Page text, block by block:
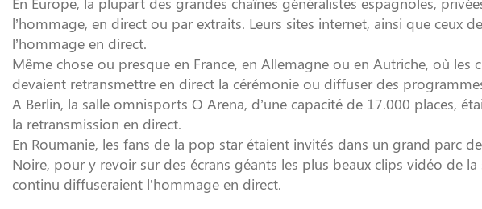
l’hommage, en direct ou par extraits. Leurs sites internet, ainsi que ceux
l’hommage en direct.
Même chose ou presque en France, en Allemagne ou en Autriche, où les
devaient retransmettre en direct la cérémonie ou diffuser des
A Berlin, la salle omnisports O Arena, d’une capacité de 17.000 places,
la retransmission en direct.
En Roumanie, les fans de la pop star étaient invités dans un grand parc
Noire, pour y revoir sur des écrans géants les plus beaux clips vidéo de
continu diffuseraient l’hommage en direct.